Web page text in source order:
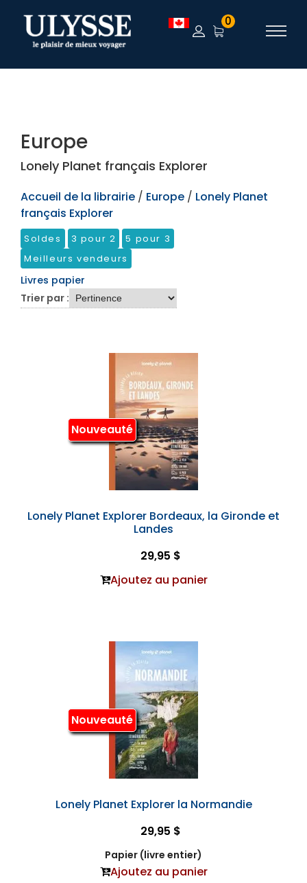
TEST 0
Europe
Lonely Planet français Explorer
Accueil de la librairie / Europe / Lonely Planet
français Explorer
Soldes 3 pour 2
5 pour 3
Meilleurs vendeurs
Livres papier
Trier par :
Nouveauté
Lonely Planet Explorer Bordeaux, la Gironde et
Landes
29,95 $
Ajoutez au panier
Nouveauté
Lonely Planet Explorer la Normandie
29,95 $
Papier (livre entier)
Ajoutez au panier